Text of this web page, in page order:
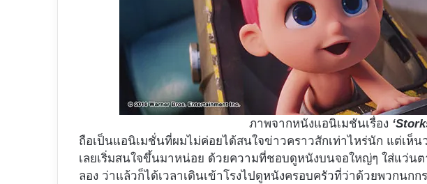
ภาพจากหนังแอนิเมชันเรื่อง
ถือเป็นแอนิเมชั่นที่ผมไม่ค่อยได้สนใจข่าวคราวสักเท่าไหร่นัก แต่เห็น
เลยเริ่มสนใจขึ้นมาหน่อย ด้วยความที่ชอบดูหนังบนจอใหญ่ๆ ใส่แว่น
ลอง ว่าแล้วก็ได้เวลาเดินเข้าโรงไปดูหนังครอบครัวที่ว่าด้วยพวกนกก